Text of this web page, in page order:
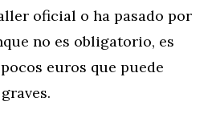
oficial o ha pasado por
no es obligatorio, es
euros que puede